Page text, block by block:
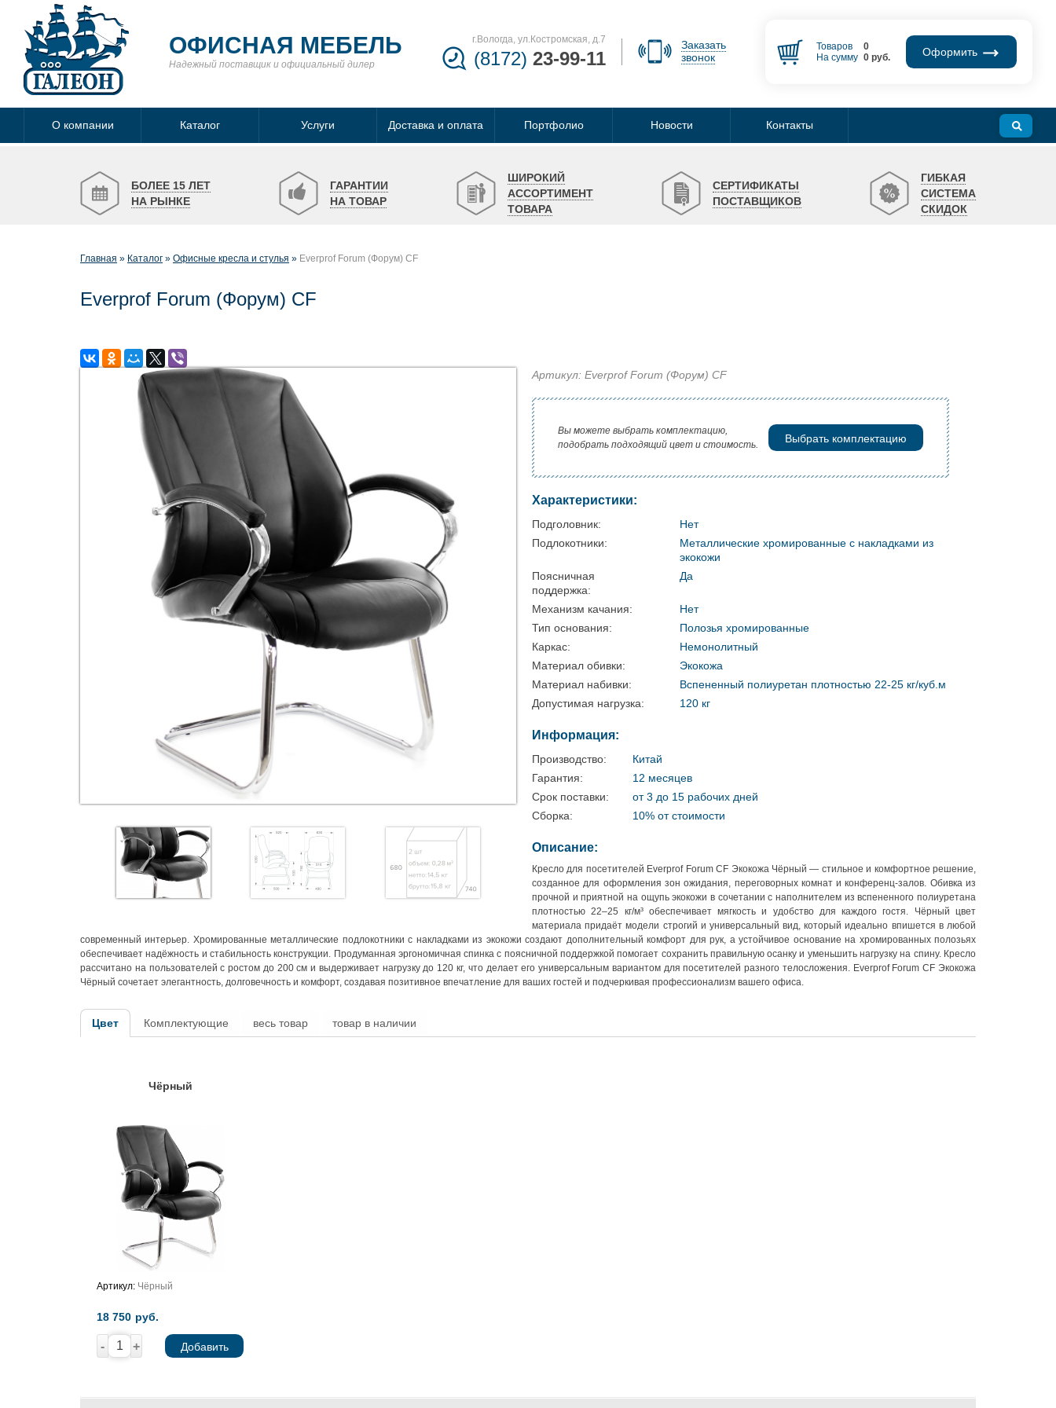
ОФИСНАЯ МЕБЕЛЬ
Надежный поставщик и официальный дилер
г.Вологда, ул.Костромская, д.7
(8172) 23-99-11
Заказать
звонок
Товаров
0
На сумму 0руб. Оформить
О компании Каталог Услуги Доставка и оплата Портфолио Новости Контакты
БОЛЕЕ 15 ЛЕТ
НА РЫНКЕ
ГАРАНТИИ
НА ТОВАР
ШИРОКИЙ
АССОРТИМЕНТ
ТОВАРА
СЕРТИФИКАТЫ
ПОСТАВЩИКОВ
ГИБКАЯ
СИСТЕМА
СКИДОК
Главная Каталог Офисные кресла и стулья Everprof Forum (Форум) CF
Everprof Forum (Форум) CF
Артикул: Everprof Forum (Форум) CF
Вы можете выбрать комплектацию,
подобрать подходящий цвет и стоимость.
Выбрать комплектацию
Характеристики:
Подголовник:
Нет
Подлокотники:
Металлические хромированные с накладками из
экокожи
Поясничная
поддержка:
Да
Механизм качания:
Нет
Тип основания:
Полозья хромированные
Каркас:
Немонолитный
Материал обивки:
Экокожа
Материал набивки:
Вспененный полиуретан плотностью 22-25 кг/куб.м
Допустимая нагрузка:
120 кг
Информация:
Производство:
Китай
Гарантия:
12 месяцев
Срок поставки:
от 3 до 15 рабочих дней
Сборка:
10% от стоимости
Описание:
Кресло для посетителей Everprof Forum CF Экокожа Чёрный — стильное и комфортное решение,
созданное для оформления зон ожидания, переговорных комнат и конференц-залов. Обивка из
прочной и приятной на ощупь экокожи в сочетании с наполнителем из вспененного полиуретана
плотностью 22–25 кг/м³ обеспечивает мягкость и удобство для каждого гостя. Чёрный цвет
материала придаёт модели строгий и универсальный вид, который идеально впишется в любой
современный интерьер. Хромированные металлические подлокотники с накладками из экокожи создают дополнительный комфорт для рук, а устойчивое основание на хромированных полозьях
обеспечивает надёжность и стабильность конструкции. Продуманная эргономичная спинка с поясничной поддержкой помогает сохранить правильную осанку и уменьшить нагрузку на спину. Кресло
рассчитано на пользователей с ростом до 200 см и выдерживает нагрузку до 120 кг, что делает его универсальным вариантом для посетителей разного телосложения. Everprof Forum CF Экокожа
Чёрный сочетает элегантность, долговечность и комфорт, создавая позитивное впечатление для ваших гостей и подчеркивая профессионализм вашего офиса.
Цвет Комплектующие весь товар товар в наличии
Чёрный
Артикул: Чёрный
18 750 руб.
- + Добавить